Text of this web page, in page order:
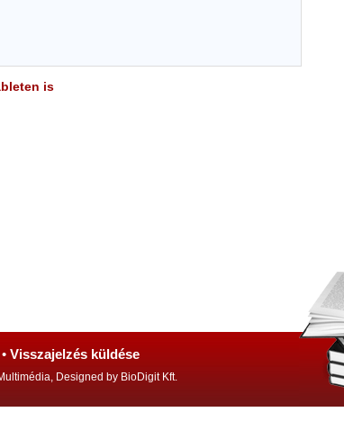
is
• Visszajelzés küldése
Designed by BioDigit Kft.